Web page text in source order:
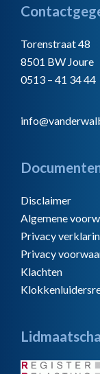
Footer
Torenstraat 48
8501 BW Joure
0513 – 41 34 44
Disclaimer
Algemene
Privacy
Privacy
Klachten